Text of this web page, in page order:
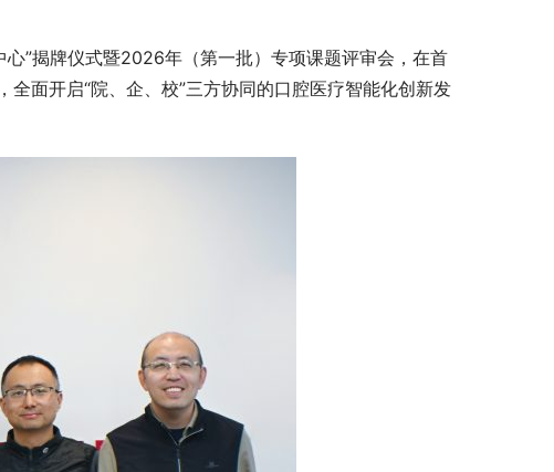
”揭牌仪式暨2026年（第一批）专项课题评审会，在首
面开启“院、企、校”三方协同的口腔医疗智能化创新发